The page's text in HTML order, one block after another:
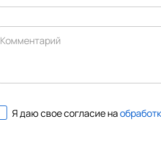
Комментарий
Я даю свое согласие на